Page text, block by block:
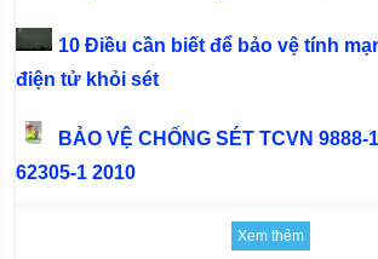
10 Điều cần biết để bảo vệ tính
điện tử khỏi sét
BẢO VỆ CHỐNG SÉT TCVN 9888-
62305-1 2010
Xem thêm